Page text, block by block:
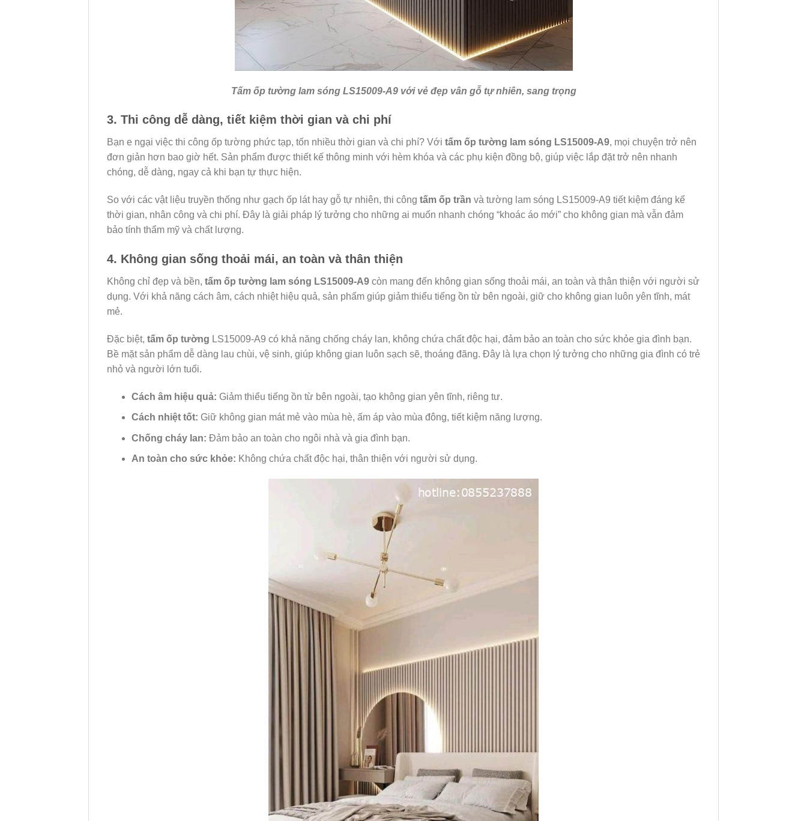
Tấm ốp tường lam sóng LS15009-A9 với vẻ đẹp vân gỗ tự nhiên, sang trọng
3. Thi công dễ dàng, tiết kiệm thời gian và chi phí
Bạn e ngại việc thi công ốp tường phức tạp, tốn nhiều thời gian và chi phí? Với tấm ốp tường lam sóng LS15009-A9, mọi chuyện trở nên
đơn giản hơn bao giờ hết. Sản phẩm được thiết kế thông minh với hèm khóa và các phụ kiện đồng bộ, giúp việc lắp đặt trở nên nhanh
chóng, dễ dàng, ngay cả khi bạn tự thực hiện.
So với các vật liệu truyền thống như gạch ốp lát hay gỗ tự nhiên, thi công tấm ốp trần và tường lam sóng LS15009-A9 tiết kiệm đáng kể
thời gian, nhân công và chi phí. Đây là giải pháp lý tưởng cho những ai muốn nhanh chóng “khoác áo mới” cho không gian mà vẫn đảm
bảo tính thẩm mỹ và chất lượng.
4. Không gian sống thoải mái, an toàn và thân thiện
Không chỉ đẹp và bền, tấm ốp tường lam sóng LS15009-A9 còn mang đến không gian sống thoải mái, an toàn và thân thiện với người sử
dụng. Với khả năng cách âm, cách nhiệt hiệu quả, sản phẩm giúp giảm thiểu tiếng ồn từ bên ngoài, giữ cho không gian luôn yên tĩnh, mát
mẻ.
Đặc biệt, tấm ốp tường LS15009-A9 có khả năng chống cháy lan, không chứa chất độc hại, đảm bảo an toàn cho sức khỏe gia đình bạn.
Bề mặt sản phẩm dễ dàng lau chùi, vệ sinh, giúp không gian luôn sạch sẽ, thoáng đãng. Đây là lựa chọn lý tưởng cho những gia đình có trẻ
nhỏ và người lớn tuổi.
Cách âm hiệu quả: Giảm thiểu tiếng ồn từ bên ngoài, tạo không gian yên tĩnh, riêng tư.
Cách nhiệt tốt: Giữ không gian mát mẻ vào mùa hè, ấm áp vào mùa đông, tiết kiệm năng lượng.
Chống cháy lan: Đảm bảo an toàn cho ngôi nhà và gia đình bạn.
An toàn cho sức khỏe: Không chứa chất độc hại, thân thiện với người sử dụng.